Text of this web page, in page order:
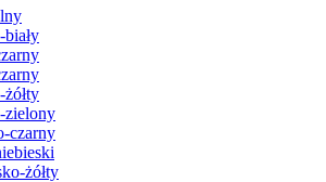
zielony
czarny
żółty